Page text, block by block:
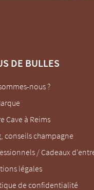
DE BULLES
nous ?
Cave à Reims
conseils champagne
/ Cadeaux
légales
de confidentialité